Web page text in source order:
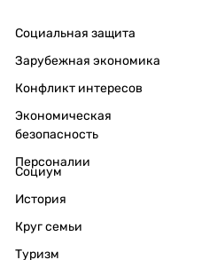
Социальная защита
Зарубежная экономика
Конфликт интересов
Экономическая
безопасность
Персоналии
Социум
История
Круг семьи
Туризм